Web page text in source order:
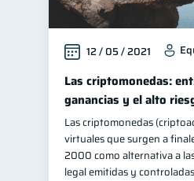
12 / 05 / 2021
Las criptomonedas:
ganancias y el alto
Las criptomonedas
virtuales que surgen a
2000 como alternativa a
legal emitidas y